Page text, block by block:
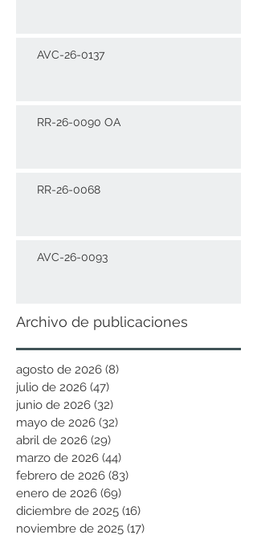
AVC-26-0137
RR-26-0090 OA
RR-26-0068
AVC-26-0093
Archivo de publicaciones
agosto de 2026 (8)
julio de 2026 (47)
junio de 2026 (32)
mayo de 2026 (32)
abril de 2026 (29)
marzo de 2026 (44)
febrero de 2026 (83)
enero de 2026 (69)
diciembre de 2025 (16)
noviembre de 2025 (17)